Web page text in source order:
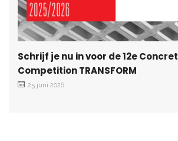
Schrijf je nu in voor de 12e
Competition TRANSFORM
25 juni 2026